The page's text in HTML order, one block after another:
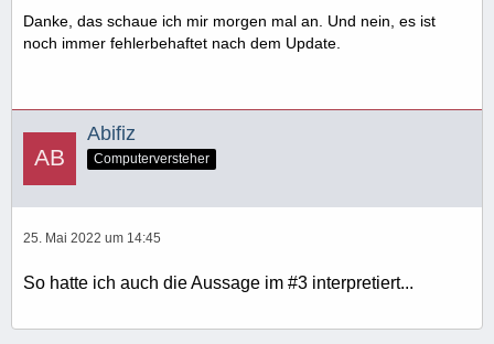
Danke, das schaue ich mir morgen mal an. Und nein, es ist
noch immer fehlerbehaftet nach dem Update.
Abifiz
Computerversteher
25. Mai 2022 um 14:45
So hatte ich auch die Aussage im #3 interpretiert...